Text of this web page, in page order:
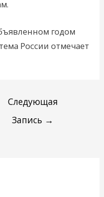
годом
России отмечает
Следующая
Запись →